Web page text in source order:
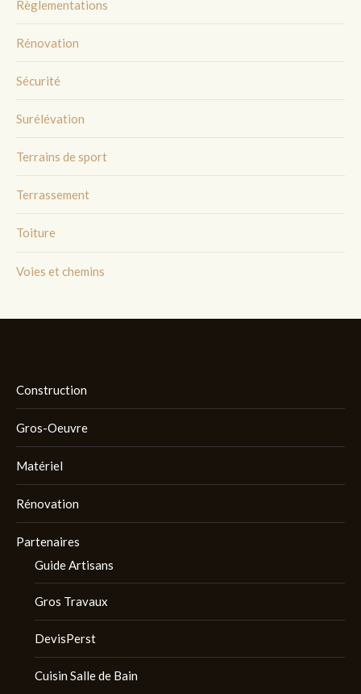
Règlementations
Rénovation
Sécurité
Surélévation
Terrains de sport
Terrassement
Toiture
Voies et chemins
Construction
Gros-Oeuvre
Matériel
Rénovation
Partenaires
Guide Artisans
Gros Travaux
DevisPerst
Cuisin Salle de Bain